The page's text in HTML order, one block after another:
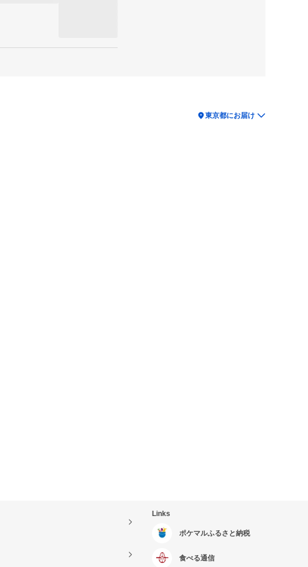
location_on東京都にお届け
Links
ポケマルふるさと納税
食べる通信